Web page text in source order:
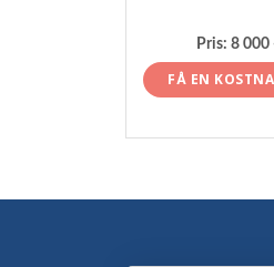
Pris: 8 000
FÅ EN